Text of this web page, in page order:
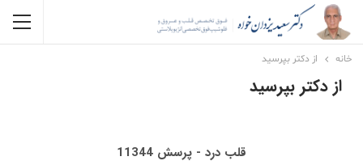
خانه از دکتر بپرسید
از دکتر بپرسید
قلب درد - پرسش 11344